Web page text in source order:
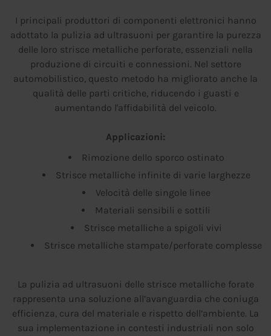
I principali produttori di componenti elettronici hanno
adottato la pulizia ad ultrasuoni per garantire la purezza
delle loro strisce metalliche perforate, essenziali nella
produzione di circuiti e connessioni. Nel settore
automobilistico, questo metodo ha migliorato anche la
qualità delle parti critiche, riducendo i guasti e
aumentando l'affidabilità del veicolo.
Applicazioni:
Rimozione dello sporco ostinato
Strisce metalliche infinite di varie larghezze
Velocità delle singole linee
Materiali sensibili e sottili
Strisce metalliche a spigoli vivi
Strisce metalliche stampate/perforate complesse
La pulizia ad ultrasuoni delle strisce metalliche forate
rappresenta una soluzione all’avanguardia che coniuga
efficienza, cura del materiale e rispetto dell’ambiente. La
sua implementazione in contesti industriali non solo